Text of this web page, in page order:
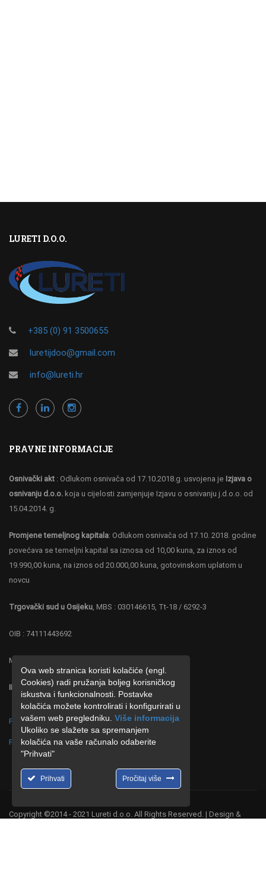
LURETI D.O.O.
+385 (0) 91 3500655
luretijdoo@gmail.com
info@lureti.hr
PRAVNE INFORMACIJE
Osnivački akt : Odlukom osnivača od 17.10.2018.g. usvojena je Izjava o
osnivanju d.o.o. koja u cijelosti zamjenjuje Izjavu o osnivanju j.d.o.o. od
15.04.2014. g.
Promjene temeljnog kapitala: Odlukom osnivača od 17.10. 2018. godine
povećava se temeljni kapital sa iznosa od 10,00 kuna, za iznos od
19.990,00 kuna, na iznos od 20.000,00 kuna, gotovinskom uplatom u
novcu
Trgovački sud u Osijeku, MBS : 030146615, Tt-18 / 6292-3
OIB : 74111443692
MB : 4219287
IBAN : HR 0323600001102677886 ZABA
Politika o postupanju s kolačićima (cookies)
Politika o zaštiti privatnosti
Copyright ©2014 - 2021 Lureti d.o.o. All Rights Reserved. | Design &
Ova web stranica koristi kolačiće (engl.
Cookies) radi pružanja boljeg korisničkog
iskustva i funkcionalnosti. Postavke
kolačića možete kontrolirati i konfigurirati u
vašem web pregledniku. Više informacija
Ukoliko se slažete sa spremanjem
kolačića na vaše računalo odaberite
"Prihvati"
Prihvati Pročitaj više